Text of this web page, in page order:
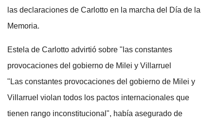
las declaraciones de Carlotto en la marcha del Día de la
Memoria.
Estela de Carlotto advirtió sobre "las constantes
provocaciones del gobierno de Milei y Villarruel
"Las constantes provocaciones del gobierno de Milei y
Villarruel violan todos los pactos internacionales que
tienen rango inconstitucional", había asegurado de